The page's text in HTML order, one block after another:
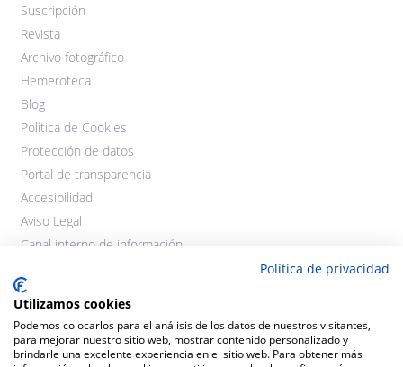
Suscripción
Revista
Archivo fotográfico
Hemeroteca
Blog
Política de Cookies
Protección de datos
Portal de transparencia
Accesibilidad
Aviso Legal
Canal interno de información
Política de privacidad
Utilizamos cookies
Podemos colocarlos para el análisis de los datos de nuestros visitantes,
para mejorar nuestro sitio web, mostrar contenido personalizado y
brindarle una excelente experiencia en el sitio web. Para obtener más